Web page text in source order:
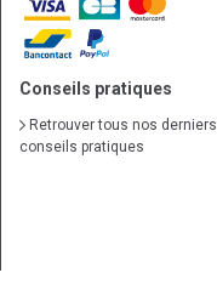
Conseils pratiques
Retrouver tous nos derniers
conseils pratiques